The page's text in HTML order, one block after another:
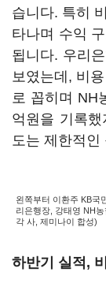
습니다. 특히
타나며 수익
됩니다. 우리
보였는데, 비
로 꼽히며 NH
억원을 기록
도는 제한적인
왼쪽부터 이환주 KB국
리은행장, 강태영 NH
각 사, 제미나이 합성)
하반기 실적,